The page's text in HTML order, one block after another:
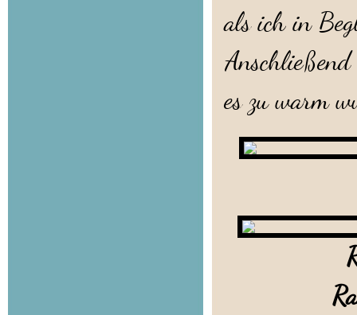
als ich in
es zu warm